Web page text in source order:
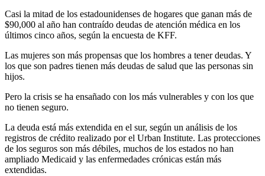
Casi la mitad de los estadounidenses de hogares que ganan más de
$90,000 al año han contraído deudas de atención médica en los
últimos cinco años, según la encuesta de KFF.
Las mujeres son más propensas que los hombres a tener deudas. Y
los que son padres tienen más deudas de salud que las personas sin
hijos.
Pero la crisis se ha ensañado con los más vulnerables y con los que
no tienen seguro.
La deuda está más extendida en el sur, según un análisis de los
registros de crédito realizado por el Urban Institute. Las protecciones
de los seguros son más débiles, muchos de los estados no han
ampliado Medicaid y las enfermedades crónicas están más
extendidas.